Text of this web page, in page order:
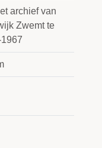
archief van
Zwemt te